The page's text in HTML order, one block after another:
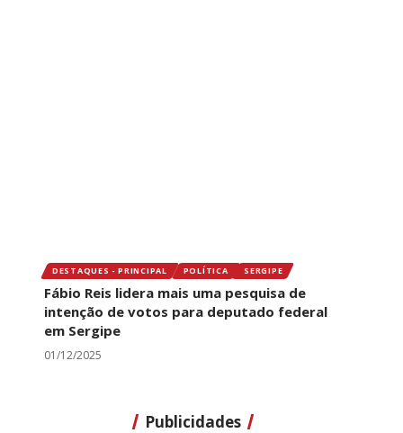
DESTAQUES - PRINCIPAL POLÍTICA SERGIPE
Fábio Reis lidera mais uma pesquisa de
intenção de votos para deputado federal
em Sergipe
01/12/2025
Publicidades